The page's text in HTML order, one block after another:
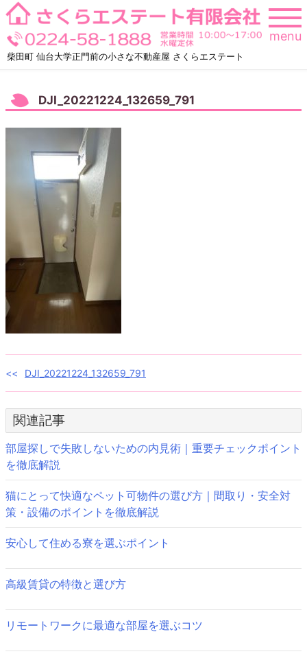
Skip
to
content
柴田町 仙台大学正門前の小さな不動産屋 さくらエステート
menu
DJI_20221224_132659_791
投
ナ
ビ
ゲ
ー
シ
ョ
ン
DJI_20221224_132659_791
関連記事
部屋探しで失敗しないための内見術｜重要チェックポイント
を徹底解説
猫にとって快適なペット可物件の選び方｜間取り・安全対
策・設備のポイントを徹底解説
安心して住める寮を選ぶポイント
高級賃貸の特徴と選び方
リモートワークに最適な部屋を選ぶコツ